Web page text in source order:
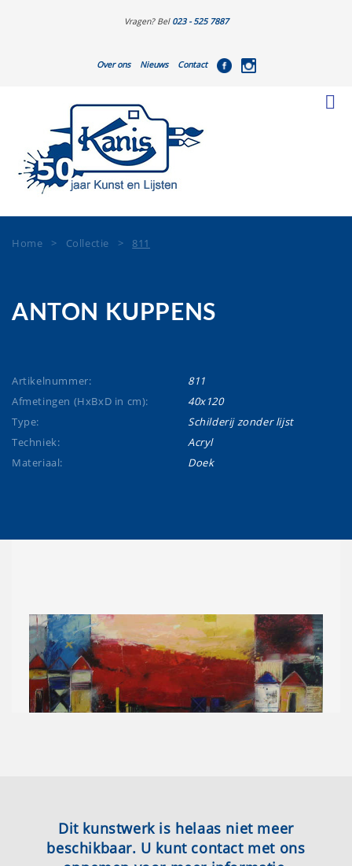
Vragen? Bel 023 - 525 7887
Over ons Nieuws Contact
Home > Collectie > 811
ANTON KUPPENS
Artikelnummer:
811
Afmetingen (HxBxD in cm):
40x120
Type:
Schilderij zonder lijst
Techniek:
Acryl
Materiaal:
Doek
Dit kunstwerk is helaas niet meer
beschikbaar. U kunt contact met ons